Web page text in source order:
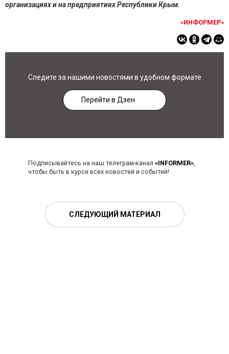
организациях и на предприятиях Республики Крым.
«ИНФОРМЕР»
Следите за нашими новостями в удобном формате
Перейти в Дзен
Подписывайтесь на наш телеграм-канал «INFORMER»,
чтобы быть в курсе всех новостей и событий!
СЛЕДУЮЩИЙ МАТЕРИАЛ